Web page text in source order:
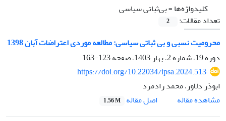
کلیدواژه‌ها =بی‌ثباتی سیاسی
تعداد مقالات:
2
محرومیت نسبی و بی ثباتی سیاسی: مطالعه موردی اعتراضات آبان 1398
دوره 19، شماره 2، بهار 1403، صفحه
123-163
https://doi.org/10.22034/ipsa.2024.513
ابوذر دلاور، محمد رادمرد
مشاهده مقاله
اصل مقاله 1.56 M